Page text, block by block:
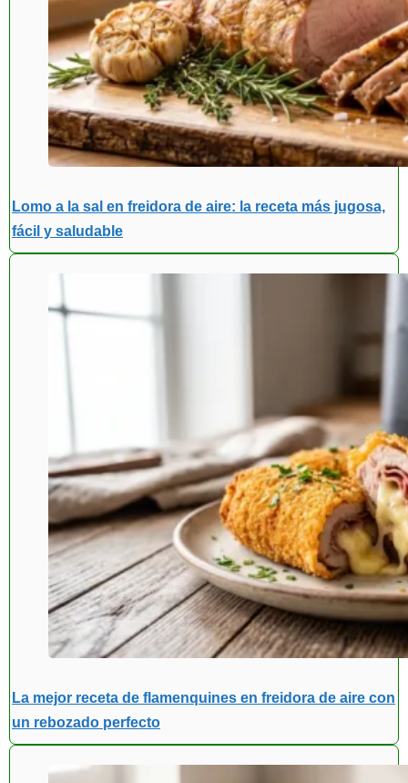
Lomo a la sal en freidora de aire: la receta más jugosa,
fácil y saludable
La mejor receta de flamenquines en freidora de aire con
un rebozado perfecto